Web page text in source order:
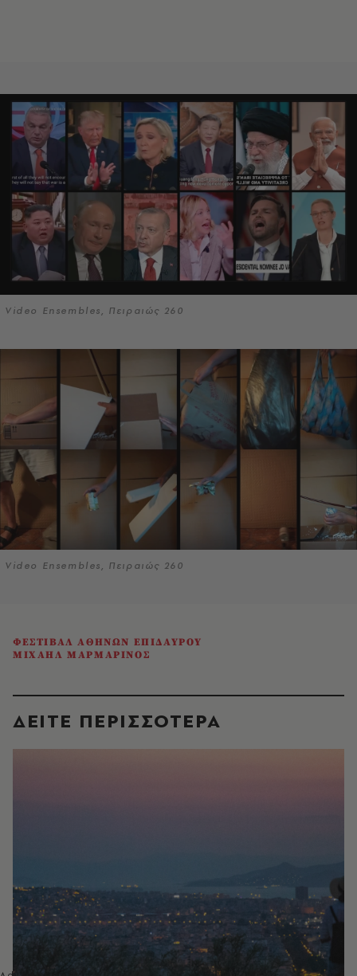
Video Ensembles, Πειραιώς 260
Video Ensembles, Πειραιώς 260
ΦΕΣΤΙΒΑΛ ΑΘΗΝΩΝ ΕΠΙΔΑΥΡΟΥ
ΜΙΧΑΗΛ ΜΑΡΜΑΡΙΝΟΣ
ΔΕΙΤΕ ΠΕΡΙΣΣΟΤΕΡΑ